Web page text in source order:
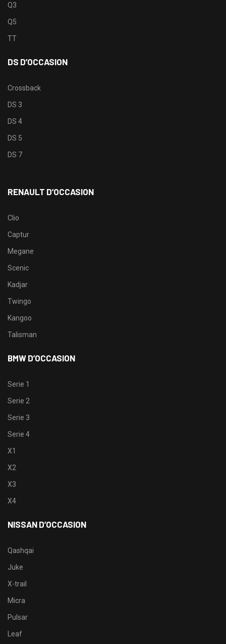
Q3
Q5
TT
DS D’OCCASION
Crossback
DS 3
DS 4
DS 5
DS 7
RENAULT D’OCCASION
Clio
Captur
Megane
Scenic
Kadjar
Twingo
Kangoo
Talisman
BMW D’OCCASION
Serie 1
Serie 2
Serie 3
Serie 4
X1
X2
X3
X4
NISSAN D’OCCASION
Qashqai
Juke
X-trail
Micra
Pulsar
Leaf